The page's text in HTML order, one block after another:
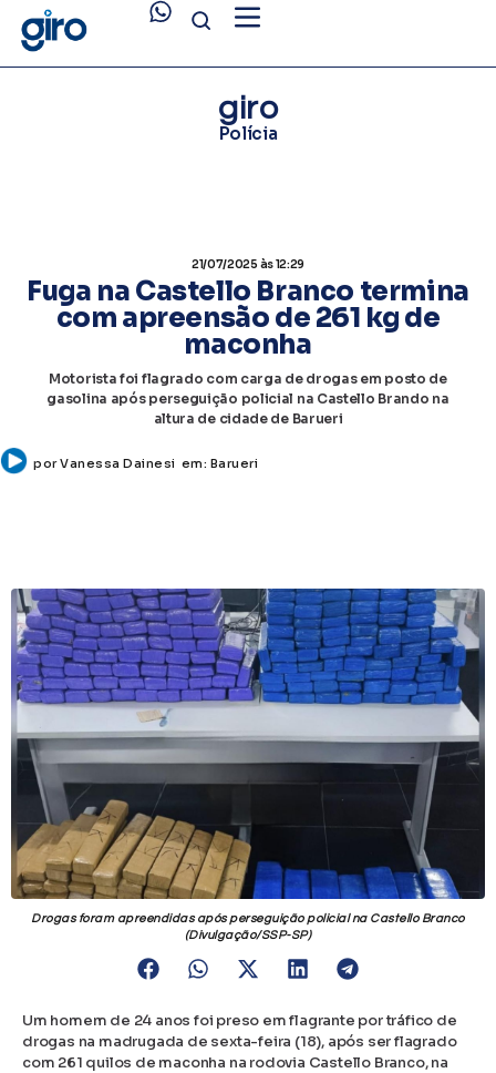
giro
Polícia
21/07/2025 às 12:29
Fuga na Castello Branco termina
com apreensão de 261 kg de
maconha
Motorista foi flagrado com carga de drogas em posto de
gasolina após perseguição policial na Castello Brando na
altura de cidade de Barueri
porVanessa Dainesi em: Barueri
Drogas foram apreendidas após perseguição policial na Castello Branco
(Divulgação/SSP-SP)
Um homem de 24 anos foi preso em flagrante por tráfico de
drogas na madrugada de sexta-feira (18), após ser flagrado
com 261 quilos de maconha na rodovia Castello Branco, na